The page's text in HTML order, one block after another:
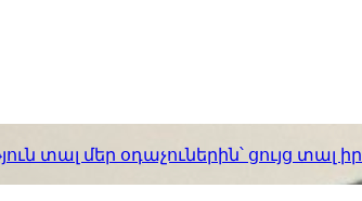
տալ մեր օդաչուներին՝ ցույց տալ